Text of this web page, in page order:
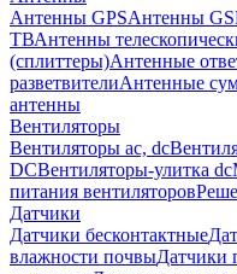
Антенны GPSАнтенны
ТВАнтенны
(сплиттеры)Антенные
разветвителиАнтенные
антенны
Вентиляторы
Вентиляторы ac, dc
DCВентиляторы-улитка dc
питания вентиляторов
Датчики
Датчики бесконтактные
влажности почвыДатчики